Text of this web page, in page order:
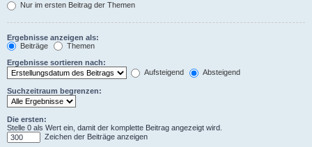
Nur im ersten Beitrag der Themen
Ergebnisse anzeigen als:
Beiträge
Themen
Ergebnisse sortieren nach:
Aufsteigend
Absteigend
Suchzeitraum begrenzen:
Die ersten:
Stelle 0 als Wert ein, damit der komplette Beitrag angezeigt wird.
Zeichen der Beiträge anzeigen